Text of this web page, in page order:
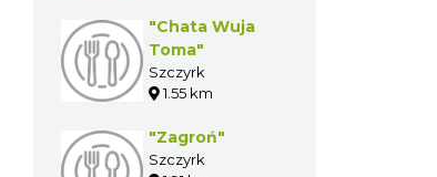
Restauracja
Hotelu
Klimczok ****
Szczyrk
"Chata Wuja